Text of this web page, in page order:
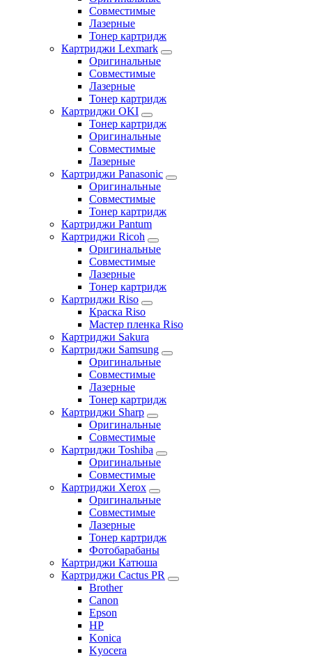
Совместимые
Лазерные
Тонер картридж
Картриджи Lexmark
Оригинальные
Совместимые
Лазерные
Тонер картридж
Картриджи OKI
Тонер картридж
Оригинальные
Совместимые
Лазерные
Картриджи Panasonic
Оригинальные
Совместимые
Тонер картридж
Картриджи Pantum
Картриджи Ricoh
Оригинальные
Совместимые
Лазерные
Тонер картридж
Картриджи Riso
Краска Riso
Мастер пленка Riso
Картриджи Sakura
Картриджи Samsung
Оригинальные
Совместимые
Лазерные
Тонер картридж
Картриджи Sharp
Оригинальные
Совместимые
Картриджи Toshiba
Оригинальные
Совместимые
Картриджи Xerox
Оригинальные
Совместимые
Лазерные
Тонер картридж
Фотобарабаны
Картриджи Катюша
Картриджи Cactus PR
Brother
Canon
Epson
HP
Konica
Kyocera